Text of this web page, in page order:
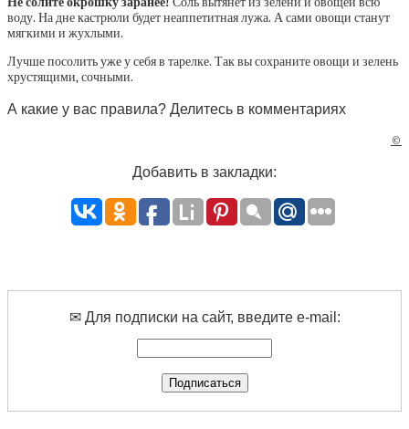
воду. На дне кастрюли будет неаппетитная лужа. А сами овощи станут
мягкими и жухлыми.
Лучше посолить уже у себя в тарелке. Так вы сохраните овощи и зелень
хрустящими, сочными.
А какие у вас правила? Делитесь в комментариях
©
Добавить в закладки:
✉ Для подписки на сайт, введите e-mail: